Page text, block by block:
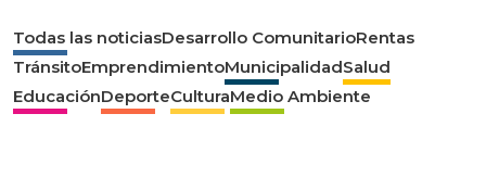
Todas las noticiasDesarrollo ComunitarioRentas
TránsitoEmprendimientoMunicipalidadSalud
EducaciónDeporteCulturaMedio Ambiente